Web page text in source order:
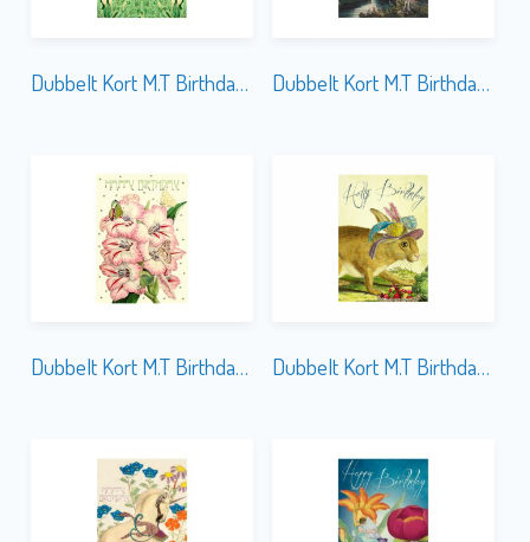
Dubbelt Kort M.T Birthday HB226 Dubbelt Kort M.T Birthday HB166 Glitter
Dubbelt Kort M.T Birthday HB177 Glitter Dubbelt Kort M.T Birthday HB211